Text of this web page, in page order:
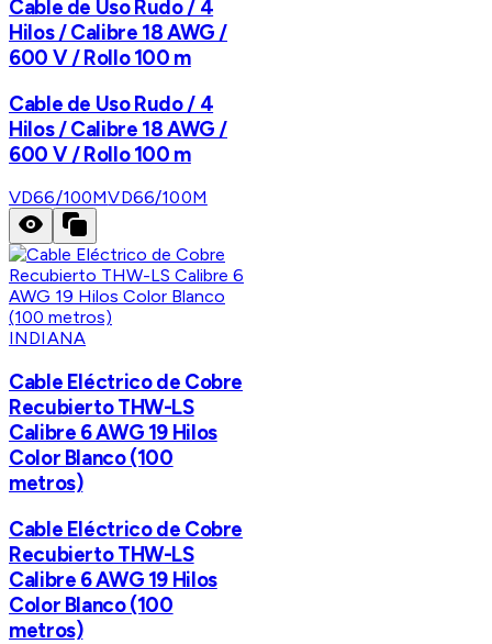
Cable de Uso Rudo / 4
Hilos / Calibre 18 AWG /
600 V / Rollo 100 m
Cable de Uso Rudo / 4
Hilos / Calibre 18 AWG /
600 V / Rollo 100 m
VD66/100MVD66/100M
INDIANA
Cable Eléctrico de Cobre
Recubierto THW-LS
Calibre 6 AWG 19 Hilos
Color Blanco (100
metros)
Cable Eléctrico de Cobre
Recubierto THW-LS
Calibre 6 AWG 19 Hilos
Color Blanco (100
metros)